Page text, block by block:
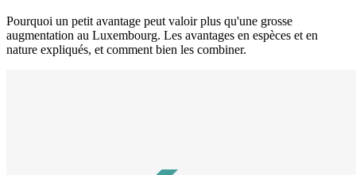
Pourquoi un petit avantage peut valoir plus qu'une grosse
augmentation au Luxembourg. Les avantages en espèces et en
nature expliqués, et comment bien les combiner.